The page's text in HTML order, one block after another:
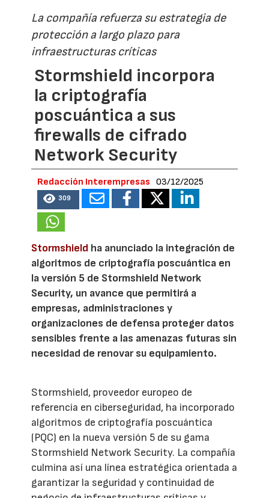
La compañía refuerza su estrategia de
protección a largo plazo para
infraestructuras críticas
Stormshield incorpora
la criptografía
poscuántica a sus
firewalls de cifrado
Network Security
Redacción Interempresas 03/12/2025
309
Stormshield ha anunciado la integración de
algoritmos de criptografía poscuántica en
la versión 5 de Stormshield Network
Security, un avance que permitirá a
empresas, administraciones y
organizaciones de defensa proteger datos
sensibles frente a las amenazas futuras sin
necesidad de renovar su equipamiento.
Stormshield, proveedor europeo de
referencia en ciberseguridad, ha incorporado
algoritmos de criptografía poscuántica
(PQC) en la nueva versión 5 de su gama
Stormshield Network Security. La compañía
culmina así una línea estratégica orientada a
garantizar la seguridad y continuidad de